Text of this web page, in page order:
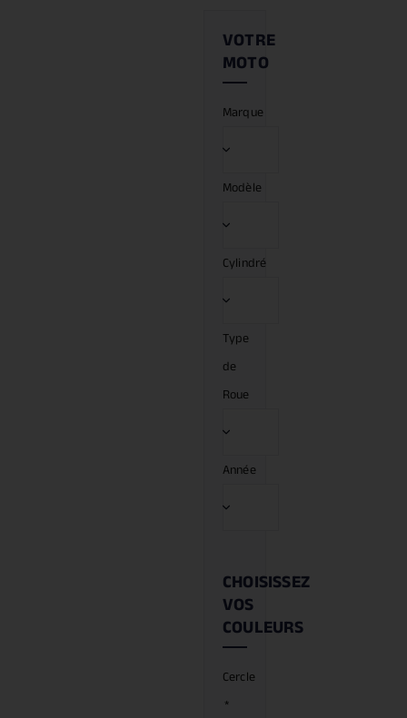
Marque
Modèle
Cylindré
Type
de
Roue
Année
CHOISISSEZ
VOS
COULEURS
Cercle
*